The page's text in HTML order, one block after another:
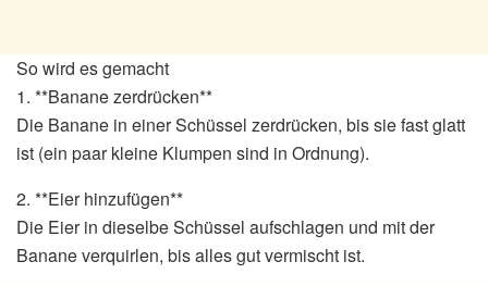
So wird es gemacht
1. **Banane zerdrücken**
Die Banane in einer Schüssel zerdrücken, bis sie fast glatt
ist (ein paar kleine Klumpen sind in Ordnung).
2. **Eier hinzufügen**
Die Eier in dieselbe Schüssel aufschlagen und mit der
Banane verquirlen, bis alles gut vermischt ist.